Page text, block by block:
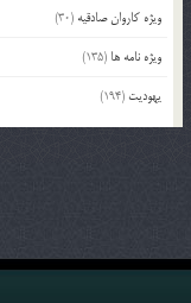
ویژه کاروان صادقیه (30)
ویژه نامه ها (135)
یهودیت (194)